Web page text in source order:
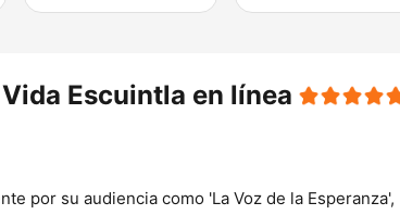
Escuintla en línea
por su audiencia como 'La Voz de la Esperanza',